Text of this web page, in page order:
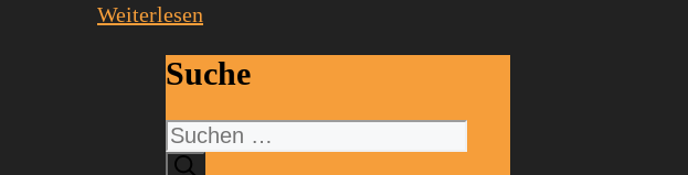
Weiterlesen
Suche
Suchen
nach: